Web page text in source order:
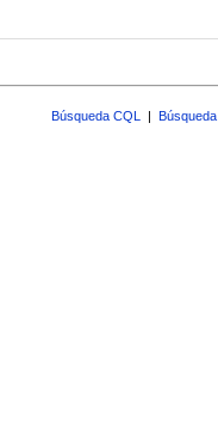
Búsqueda CQL |